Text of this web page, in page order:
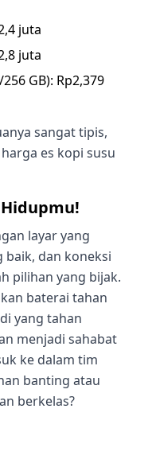
juta
juta
GB): Rp2,379
sangat tipis,
es kopi susu
layar yang
dan koneksi
pilihan yang bijak.
baterai tahan
yang tahan
menjadi sahabat
ke dalam tim
banting atau
berkelas?